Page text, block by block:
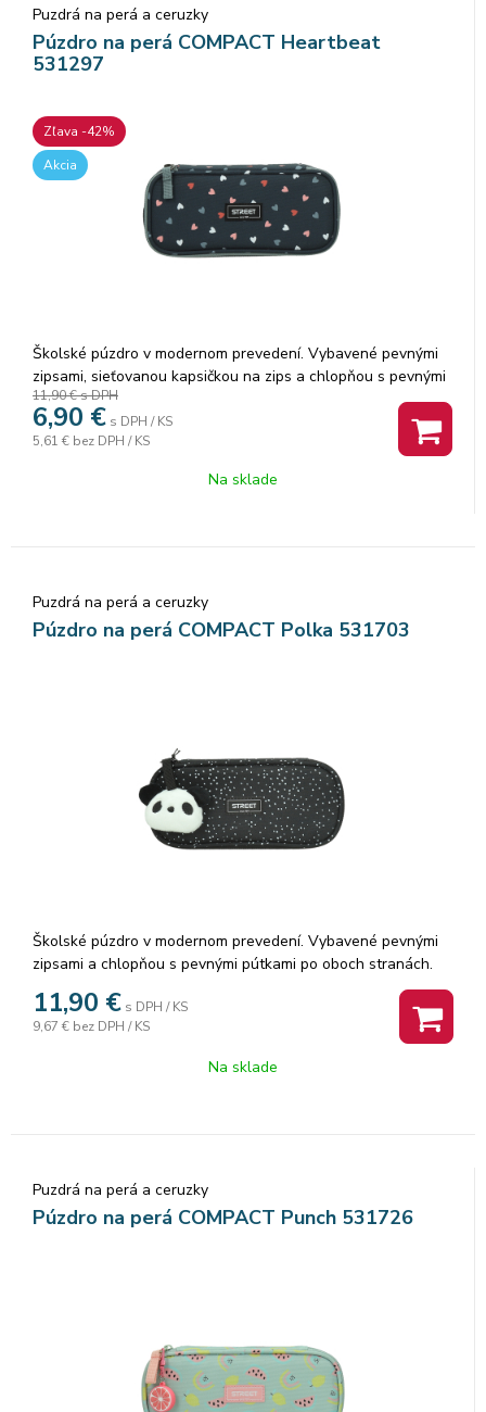
Puzdrá na perá a ceruzky
Púzdro na perá COMPACT Heartbeat
531297
Zľava -42%
Akcia
Školské púzdro v modernom prevedení. Vybavené pevnými
zipsami, sieťovanou kapsičkou na zips a chlopňou s pevnými
pútkami po oboch stranách. Pod chlopňou je miesto pre
volné uloženie písacích potrieb či iných drobností. Vhodné
pre školákov na 2. stupni a starších študentov. Puzdro je
11,90 €s DPH
6,90 € s DPH / KS
5,61 € bez DPH / KS
Na sklade
Puzdrá na perá a ceruzky
Púzdro na perá COMPACT Polka 531703
Školské púzdro v modernom prevedení. Vybavené pevnými
zipsami a chlopňou s pevnými pútkami po oboch stranách.
Pod chlopňou je miesto pre volné uloženie písacích potrieb či
iných drobností. Vhodné pre školákov na 2. stupni a starších
študentov. Puzdro je ľahko umývateľné.Rozmer: 22x10x5cm.
11,90 € s DPH / KS
9,67 € bez DPH / KS
Na sklade
Puzdrá na perá a ceruzky
Púzdro na perá COMPACT Punch 531726